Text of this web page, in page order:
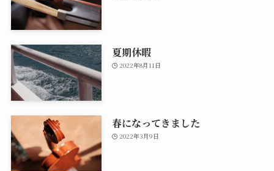
夏期休暇
2022年8月11日
春になってきました
2022年3月9日